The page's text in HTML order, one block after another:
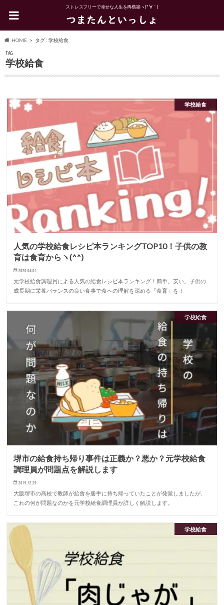
ストレスフリーで幸せな人生を再構築ヽ(*´∀｀)
HOME タグ : 学校給食
TAG
学校給食
学校給食
人気の学校給食レシピ本ランキングTOP10！子供の教
育は食育からヽ(^^)
2020.04.01
元学校給食調理員による人気の給食レシピ本ランキング！簡単。安い。子供の
成長期に栄養バランスの良い食事で食への理解を深める「食育」を！
学校給食
堺市の給食持ち帰り事件は正義か？悪か？元学校給食
調理員が問題点を解説します
2019.12.29
大阪堺市の高校で教師が給食を勝手に持ち帰っていたことが発覚しましたが、
これの何が問題なのかを元学校給食調理員が詳しく解説します。
学校給食